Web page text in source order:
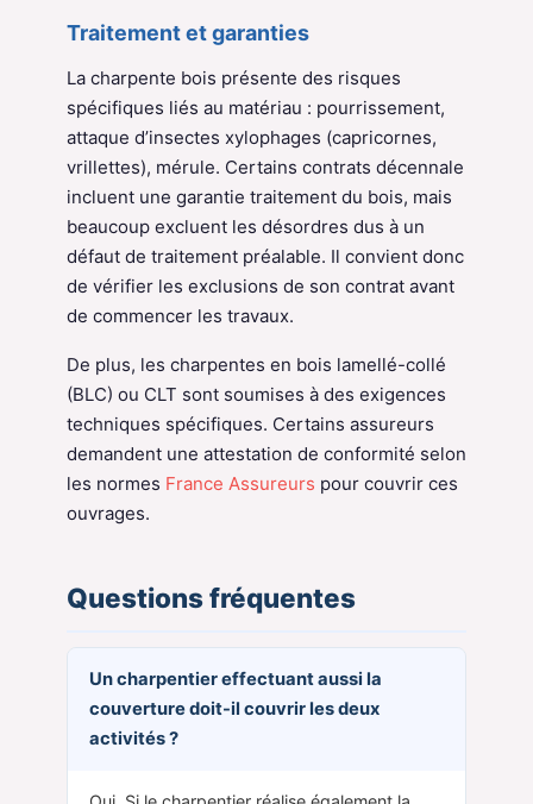
Traitement et garanties
La charpente bois présente des risques
spécifiques liés au matériau : pourrissement,
attaque d’insectes xylophages (capricornes,
vrillettes), mérule. Certains contrats décennale
incluent une garantie traitement du bois, mais
beaucoup excluent les désordres dus à un
défaut de traitement préalable. Il convient donc
de vérifier les exclusions de son contrat avant
de commencer les travaux.
De plus, les charpentes en bois lamellé-collé
(BLC) ou CLT sont soumises à des exigences
techniques spécifiques. Certains assureurs
demandent une attestation de conformité selon
les normes France Assureurs pour couvrir ces
ouvrages.
Questions fréquentes
Un charpentier effectuant aussi la
couverture doit-il couvrir les deux
activités ?